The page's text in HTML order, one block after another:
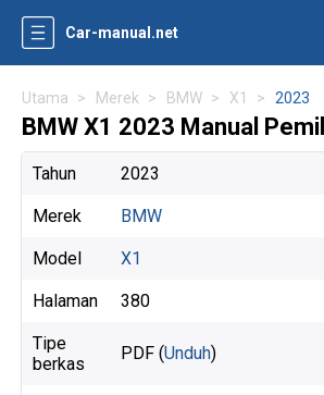
Car-manual.net
Utama Merek BMW X1 2023
BMW X1 2023 Manual
Tahun 2023
Merek BMW
Model X1
Halaman 380
Tipe
berkas
PDF (Unduh)